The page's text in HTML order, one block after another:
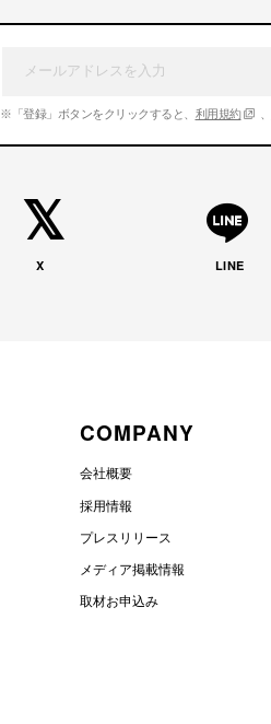
※「登録」ボタンをクリックすると、 利用規約
X LINE
COMPANY
会社概要
採用情報
プレスリリース
メディア掲載情報
取材お申込み